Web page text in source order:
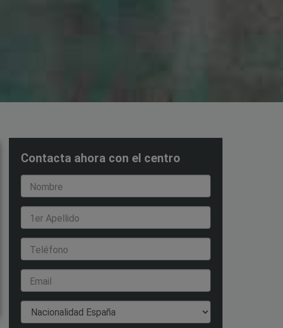
Contacta ahora con el centro
Nombre
1er Apellido
Teléfono
Email
Nacionalidad